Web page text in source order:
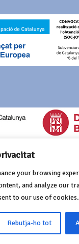
your browsing
and analyze our
to our use of cookies.
Rebutja-ho tot
i Popular de Catalunya
Funciona amb